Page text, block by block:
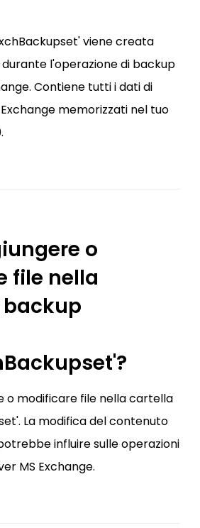
viene creata
l'operazione di backup
Contiene tutti i dati di
memorizzati nel tuo
o
file nella
o modificare file nella cartella
La modifica del contenuto
influire sulle operazioni
MS Exchange.